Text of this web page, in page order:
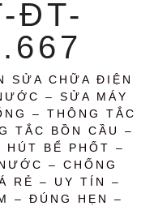
ĐT-
SỬA CHỮA ĐIỆN
– SỬA MÁY
– THÔNG TẮC
TẮC BỒN CẦU –
HÚT BỂ PHỐT –
– CHỐNG
RẺ – UY TÍN –
– ĐÚNG HẸN –